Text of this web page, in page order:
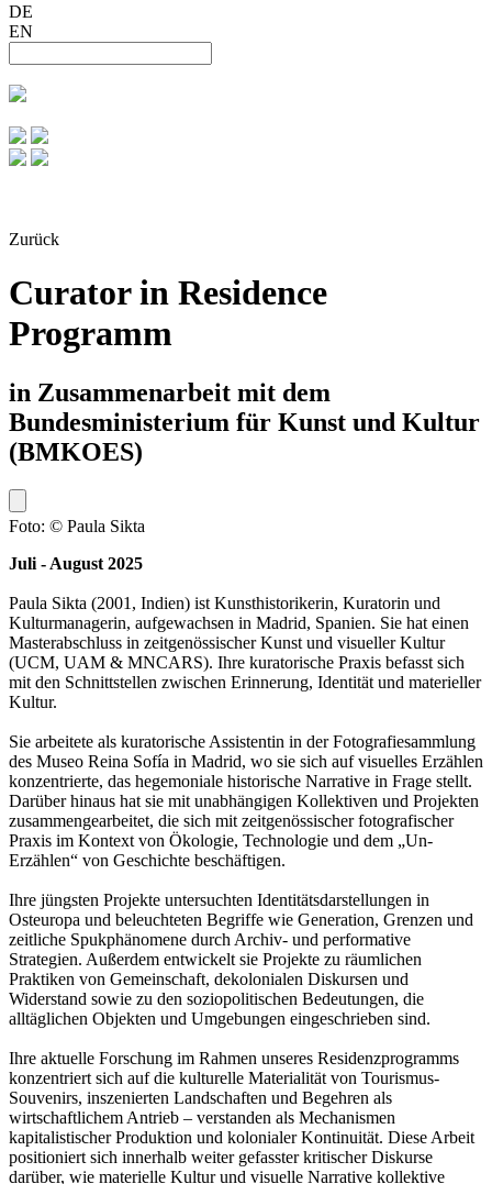
DE
EN
Zurück
Curator in Residence
Programm
in Zusammenarbeit mit dem
Bundesministerium für Kunst und Kultur
(BMKOES)
Foto: © Paula Sikta
Juli - August 2025
Paula Sikta (2001, Indien) ist Kunsthistorikerin, Kuratorin und
Kulturmanagerin, aufgewachsen in Madrid, Spanien. Sie hat einen
Masterabschluss in zeitgenössischer Kunst und visueller Kultur
(UCM, UAM & MNCARS). Ihre kuratorische Praxis befasst sich
mit den Schnittstellen zwischen Erinnerung, Identität und materieller
Kultur.
Sie arbeitete als kuratorische Assistentin in der Fotografiesammlung
des Museo Reina Sofía in Madrid, wo sie sich auf visuelles Erzählen
konzentrierte, das hegemoniale historische Narrative in Frage stellt.
Darüber hinaus hat sie mit unabhängigen Kollektiven und Projekten
zusammengearbeitet, die sich mit zeitgenössischer fotografischer
Praxis im Kontext von Ökologie, Technologie und dem „Un-
Erzählen“ von Geschichte beschäftigen.
Ihre jüngsten Projekte untersuchten Identitätsdarstellungen in
Osteuropa und beleuchteten Begriffe wie Generation, Grenzen und
zeitliche Spukphänomene durch Archiv- und performative
Strategien. Außerdem entwickelt sie Projekte zu räumlichen
Praktiken von Gemeinschaft, dekolonialen Diskursen und
Widerstand sowie zu den soziopolitischen Bedeutungen, die
alltäglichen Objekten und Umgebungen eingeschrieben sind.
Ihre aktuelle Forschung im Rahmen unseres Residenzprogramms
konzentriert sich auf die kulturelle Materialität von Tourismus-
Souvenirs, inszenierten Landschaften und Begehren als
wirtschaftlichem Antrieb – verstanden als Mechanismen
kapitalistischer Produktion und kolonialer Kontinuität. Diese Arbeit
positioniert sich innerhalb weiter gefasster kritischer Diskurse
darüber, wie materielle Kultur und visuelle Narrative kollektive